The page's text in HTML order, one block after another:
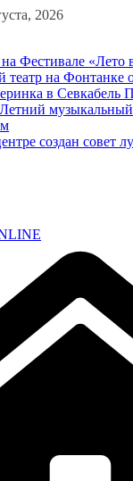
2026
Фестивале «Лето
на Фонтанке
в Севкабель
создан совет